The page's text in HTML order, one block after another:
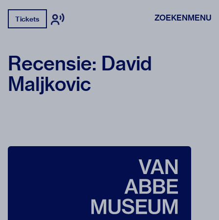
Tickets ZOEKENMENU
Recensie: David
Maljkovic